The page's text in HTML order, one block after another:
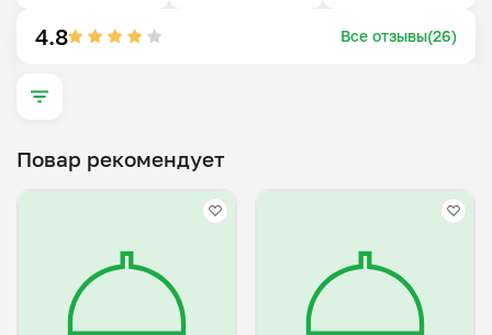
4.8 Все отзывы(26)
Повар рекомендует